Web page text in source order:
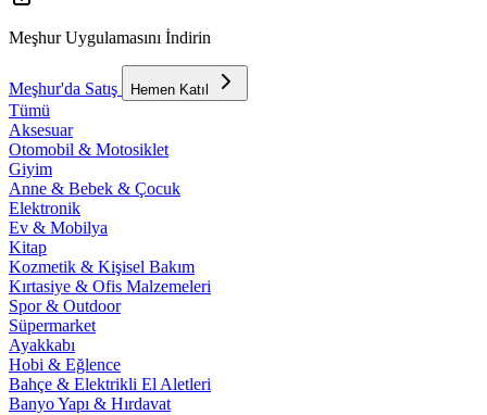
Meşhur Uygulamasını İndirin
Meşhur'da Satış Hemen Katıl
Tümü
Aksesuar
Otomobil & Motosiklet
Giyim
Anne & Bebek & Çocuk
Elektronik
Ev & Mobilya
Kitap
Kozmetik & Kişisel Bakım
Kırtasiye & Ofis Malzemeleri
Spor & Outdoor
Süpermarket
Ayakkabı
Hobi & Eğlence
Bahçe & Elektrikli El Aletleri
Banyo Yapı & Hırdavat